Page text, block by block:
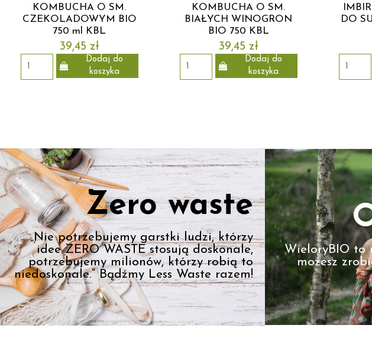
KOMBUCHA O SM.
CZEKOLADOWYM BIO
750 ml KBL
39,45 zł
Dodaj do
koszyka
KOMBUCHA O SM.
BIAŁYCH WINOGRON
BIO 750 KBL
39,45 zł
Dodaj do
koszyka
DO
Zero waste
„Nie potrzebujemy garstki ludzi, którzy
idee ZERO WASTE stosują doskonale,
potrzebujemy milionów, którzy robią to
niedoskonale.” Bądźmy Less Waste razem!
WieloryBIO to
możesz